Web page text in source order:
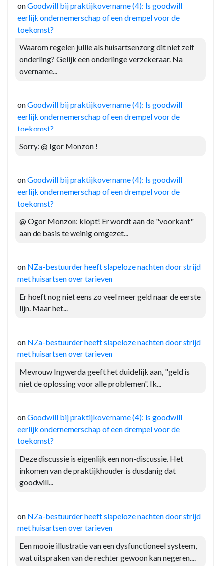
onGoodwill bij praktijkovername (4): Is goodwill
eerlijk ondernemerschap of een drempel voor de
toekomst?
Waarom regelen jullie als huisartsenzorg dit niet zelf
onderling? Gelijk een onderlinge verzekeraar. Na
overname...
onGoodwill bij praktijkovername (4): Is goodwill
eerlijk ondernemerschap of een drempel voor de
toekomst?
Sorry: @ Igor Monzon !
onGoodwill bij praktijkovername (4): Is goodwill
eerlijk ondernemerschap of een drempel voor de
toekomst?
@ Ogor Monzon: klopt! Er wordt aan de "voorkant"
aan de basis te weinig omgezet...
on NZa-bestuurder heeft slapeloze nachten door strijd
met huisartsen over tarieven
Er hoeft nog niet eens zo veel meer geld naar de eerste
lijn. Maar het...
on NZa-bestuurder heeft slapeloze nachten door strijd
met huisartsen over tarieven
Mevrouw Ingwerda geeft het duidelijk aan, "geld is
niet de oplossing voor alle problemen". Ik...
onGoodwill bij praktijkovername (4): Is goodwill
eerlijk ondernemerschap of een drempel voor de
toekomst?
Deze discussie is eigenlijk een non-discussie. Het
inkomen van de praktijkhouder is dusdanig dat
goodwill...
on NZa-bestuurder heeft slapeloze nachten door strijd
met huisartsen over tarieven
Een mooie illustratie van een dysfunctioneel systeem,
wat uitspraken van de rechter gewoon kan negeren....